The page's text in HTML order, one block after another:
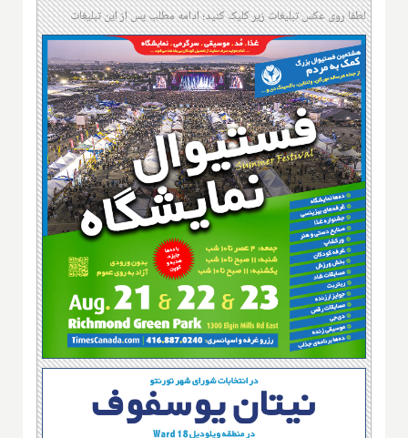
لطفا روی عکس تبلیغات زیر کلیک کنید؛ ادامه مطلب پس از این تبلیغات